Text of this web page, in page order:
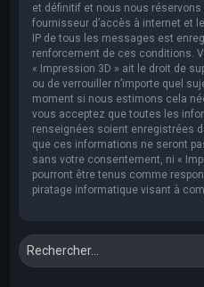
et définitif et nous nous réservons
fournisseur d’accès à internet et
IP de tous les messages est
renforcement de ces conditions.
« Impression 3D » ait le droit de
ou de verrouiller n’importe quel
moment si nous estimons cela
vous acceptez que toutes les
renseignées soient enregistrées
que ces informations ne seront
sans votre consentement, ni «
pourront être tenus comme
piratage informatique visant à